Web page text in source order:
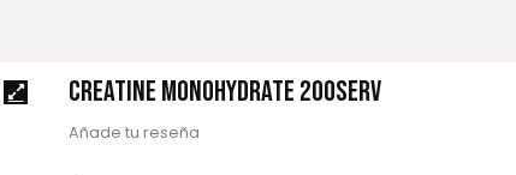
CREATINE MONOHYDRATE 200SERV
Añade tu reseña